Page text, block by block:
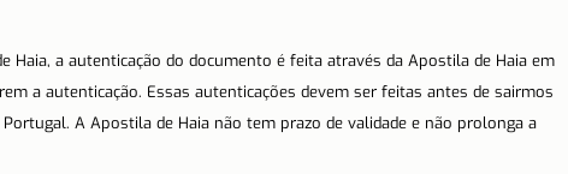
Haia, a autenticação do documento é feita através da Apostila de Haia em
a autenticação. Essas autenticações devem ser feitas antes de sairmos
A Apostila de Haia não tem prazo de validade e não prolonga a